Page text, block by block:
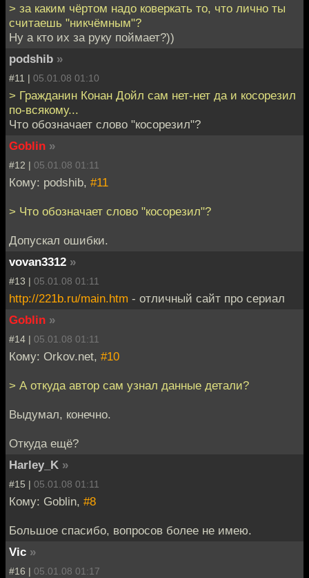
> за каким чёртом надо коверкать то, что лично ты
считаешь "никчёмным"?
Ну а кто их за руку поймает?))
podshib »
#11 | 05.01.08 01:10
> Гражданин Конан Дойл сам нет-нет да и косорезил
по-всякому...
Что обозначает слово "косорезил"?
Goblin »
#12 | 05.01.08 01:11
Кому: podshib, #11
> Что обозначает слово "косорезил"?
Допускал ошибки.
vovan3312 »
#13 | 05.01.08 01:11
http://221b.ru/main.htm - отличный сайт про сериал
Goblin »
#14 | 05.01.08 01:11
Кому: Orkov.net, #10
> А откуда автор сам узнал данные детали?
Выдумал, конечно.
Откуда ещё?
Harley_K »
#15 | 05.01.08 01:11
Кому: Goblin, #8
Большое спасибо, вопросов более не имею.
Vic »
#16 | 05.01.08 01:17